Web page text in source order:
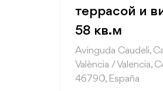
террасой и
58 кв.м
Avinguda Caudeli,
València / Valencia,
46790, España